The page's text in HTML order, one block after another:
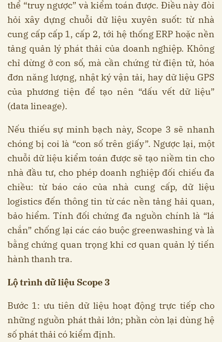
thể “truy ngược” và kiểm toán được. Điều này đòi
hỏi xây dựng chuỗi dữ liệu xuyên suốt: từ nhà
cung cấp cấp 1, cấp 2, tới hệ thống ERP hoặc nền
tảng quản lý phát thải của doanh nghiệp. Không
chỉ dừng ở con số, mà cần chứng từ điện tử, hóa
đơn năng lượng, nhật ký vận tải, hay dữ liệu GPS
của phương tiện để tạo nên “dấu vết dữ liệu”
(data lineage).
Nếu thiếu sự minh bạch này, Scope 3 sẽ nhanh
chóng bị coi là “con số trên giấy”. Ngược lại, một
chuỗi dữ liệu kiểm toán được sẽ tạo niềm tin cho
nhà đầu tư, cho phép doanh nghiệp đối chiếu đa
chiều: từ báo cáo của nhà cung cấp, dữ liệu
logistics đến thông tin từ các nền tảng hải quan,
bảo hiểm. Tính đối chứng đa nguồn chính là “lá
chắn” chống lại các cáo buộc greenwashing và là
bằng chứng quan trọng khi cơ quan quản lý tiến
hành thanh tra.
Lộ trình dữ liệu Scope 3
Bước 1: ưu tiên dữ liệu hoạt động trực tiếp cho
những nguồn phát thải lớn; phần còn lại dùng hệ
số phát thải có kiểm định.